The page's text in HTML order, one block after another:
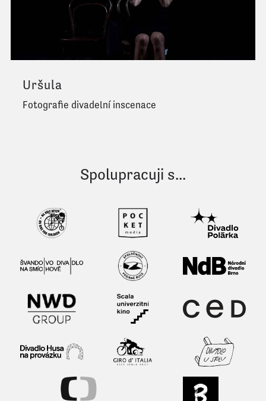
Uršula
Fotografie divadelní inscenace
Spolupracuji s...